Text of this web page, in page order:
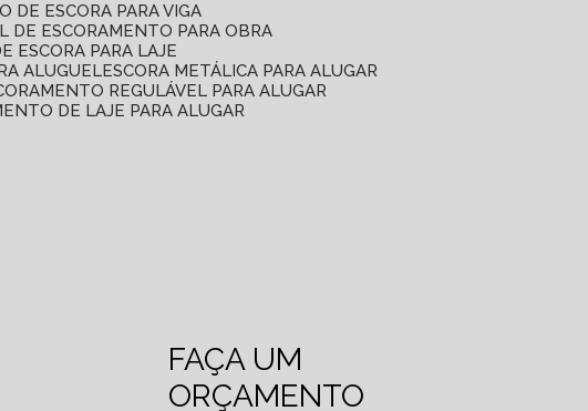
DE ESCORA PARA VIGA
DE ESCORAMENTO PARA OBRA
ESCORA PARA LAJE
ALUGUEL ESCORA METÁLICA PARA ALUGAR
REGULÁVEL PARA ALUGAR
DE LAJE PARA ALUGAR
FAÇA UM
ORÇAMENTO